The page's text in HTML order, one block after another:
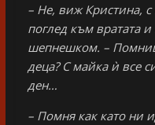
– Не, виж Кристина, с
поглед към вратата
шепнешком. –
деца? С майка ѝ все
ден…
– Помня как като ни